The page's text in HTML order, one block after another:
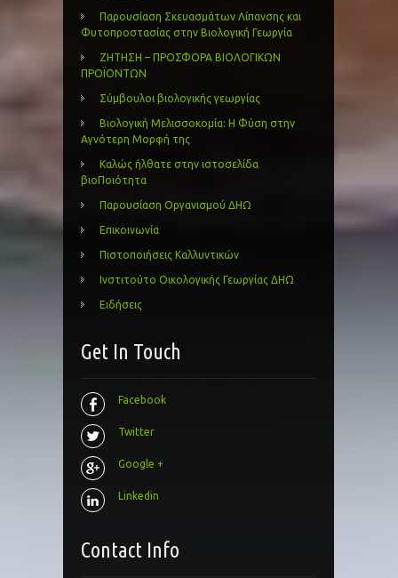
Παρουσίαση Σκευασμάτων Λίπανσης και
Φυτοπροστασίας στην Βιολογική Γεωργία
ΖΗΤΗΣΗ – ΠΡΟΣΦΟΡΑ ΒΙΟΛΟΓΙΚΩΝ
ΠΡΟΪΟΝΤΩΝ
Σύμβουλοι βιολογικής γεωργίας
Βιολογική Μελισσοκομία: Η Φύση στην
Αγνότερη Μορφή της
Καλώς ήλθατε στην ιστοσελίδα
βιοΠοιότητα
Παρουσίαση Οργανισμού ΔΗΩ
Επικοινωνία
Πιστοποιήσεις Καλλυντικών
Ινστιτούτο Οικολογικής Γεωργίας ΔΗΩ
Ειδήσεις
Get In Touch
Facebook
Twitter
Google +
Linkedin
Contact Info